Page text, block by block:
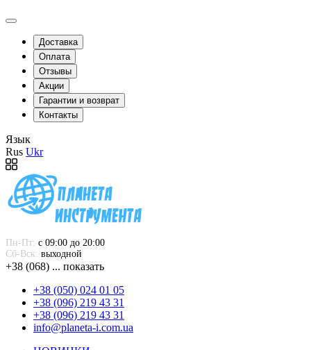
Доставка
Оплата
Отзывы
Акции
Гарантии и возврат
Контакты
Язык
Rus Ukr
Пн-Пт: с 09:00 до 20:00
Сб-Вск: выходной
+38 (068) ... показать
+38 (050) 024 01 05
+38 (096) 219 43 31
+38 (096) 219 43 31
info@planeta-i.com.ua